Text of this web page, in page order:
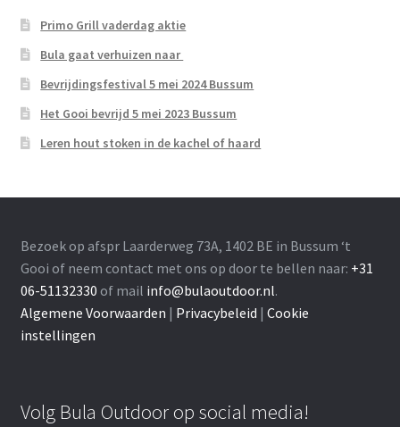
Primo Grill vaderdag aktie
Bula gaat verhuizen naar
Bevrijdingsfestival 5 mei 2024 Bussum
Het Gooi bevrijd 5 mei 2023 Bussum
Leren hout stoken in de kachel of haard
Bezoek op afspr Laarderweg 73A, 1402 BE in Bussum ‘t
Gooi of neem contact met ons op door te bellen naar: +31
06-51132330 of mail info@bulaoutdoor.nl.
Algemene Voorwaarden | Privacybeleid | Cookie
instellingen
Volg Bula Outdoor op social media!